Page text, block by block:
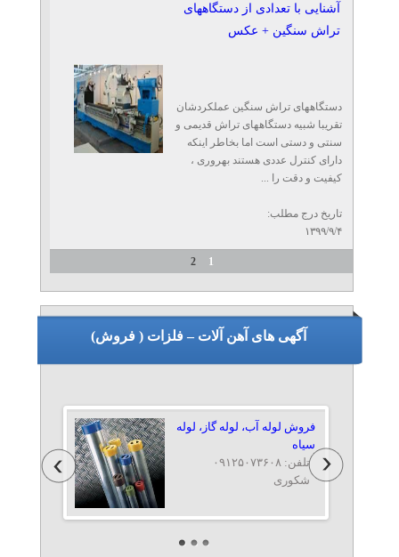
آشنایی با تعدادی از دستگاههای
تراش سنگین + عکس
دستگاههای تراش سنگین عملکردشان
تقریبا شبیه دستگاههای تراش قدیمی و
سنتی و دستی است اما بخاطر اینکه
دارای کنترل عددی هستند بهروری ،
کیفیت و دقت را ...
تاریخ درج مطلب:
۱۳۹۹/۹/۴
1
2
آگهی های آهن آلات – فلزات ( فروش)
فروش لوله آب، لوله گاز، لوله
سياه
شکوری
تلفن: ۰۹۱۲۵۰۷۳۶۰۸